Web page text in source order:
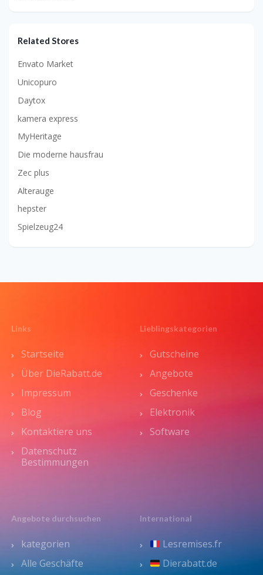
Related Stores
Envato Market
Unicopuro
Daytox
kamera express
MyHeritage
Die moderne hausfrau
Zec plus
Alterauge
hepster
Spielzeug24
Links
Startseite
Über DieRabatt.de
Impressum
Blog
Kontaktiere uns
Datenschutz
Bestimmungen
Lieblingskategorien
Gutscheine
Angebote
Geschenke
Elektronik
Software
Angebote durchsuchen
kategorien
Alle Geschäfte
International
Lesremises.fr
Dierabatt.de